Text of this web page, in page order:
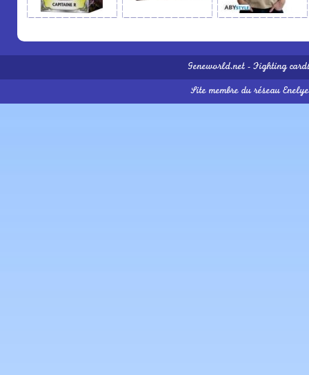
Geneworld.net - Fighting
Site membre du réseau Enelye